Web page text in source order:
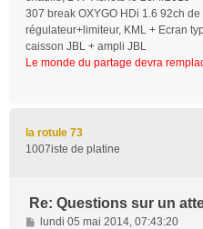
307 break OXYGO HDi 1.6 92ch de
régulateur+limiteur, KML + Ecran
caisson JBL + ampli JBL
Le monde du partage devra
la rotule 73
1007iste de platine
Re: Questions sur un
Mlundi 05 mai 2014, 07:43:20